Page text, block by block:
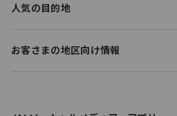
i
s
人気の目的地
お客さまの地区向け情報